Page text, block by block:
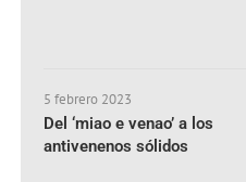
5 febrero 2023
Del ‘miao e venao’ a los
antivenenos sólidos